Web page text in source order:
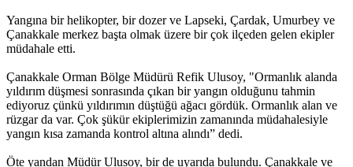
Yangına bir helikopter, bir dozer ve Lapseki, Çardak, Umurbey ve
Çanakkale merkez başta olmak üzere bir çok ilçeden gelen ekipler
müdahale etti.
Çanakkale Orman Bölge Müdürü Refik Ulusoy, "Ormanlık alanda
yıldırım düşmesi sonrasında çıkan bir yangın olduğunu tahmin
ediyoruz çünkü yıldırımın düştüğü ağacı gördük. Ormanlık alan ve
rüzgar da var. Çok şükür ekiplerimizin zamanında müdahalesiyle
yangın kısa zamanda kontrol altına alındı” dedi.
Öte yandan Müdür Ulusoy, bir de uyarıda bulundu. Çanakkale ve